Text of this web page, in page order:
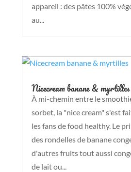
appareil : des pâtes 100%
au...
Nicecream banane & myrtilles
À mi-chemin entre le
sorbet, la "nice cream" s'est
les fans de food healthy. Le
des rondelles de banane
d'autres fruits tout aussi
de lait ou...